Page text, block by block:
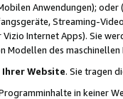
Anwendungen);
Streaming-
Vizio Internet Apps). Sie
Modellen des
Website. Sie tragen
in keiner